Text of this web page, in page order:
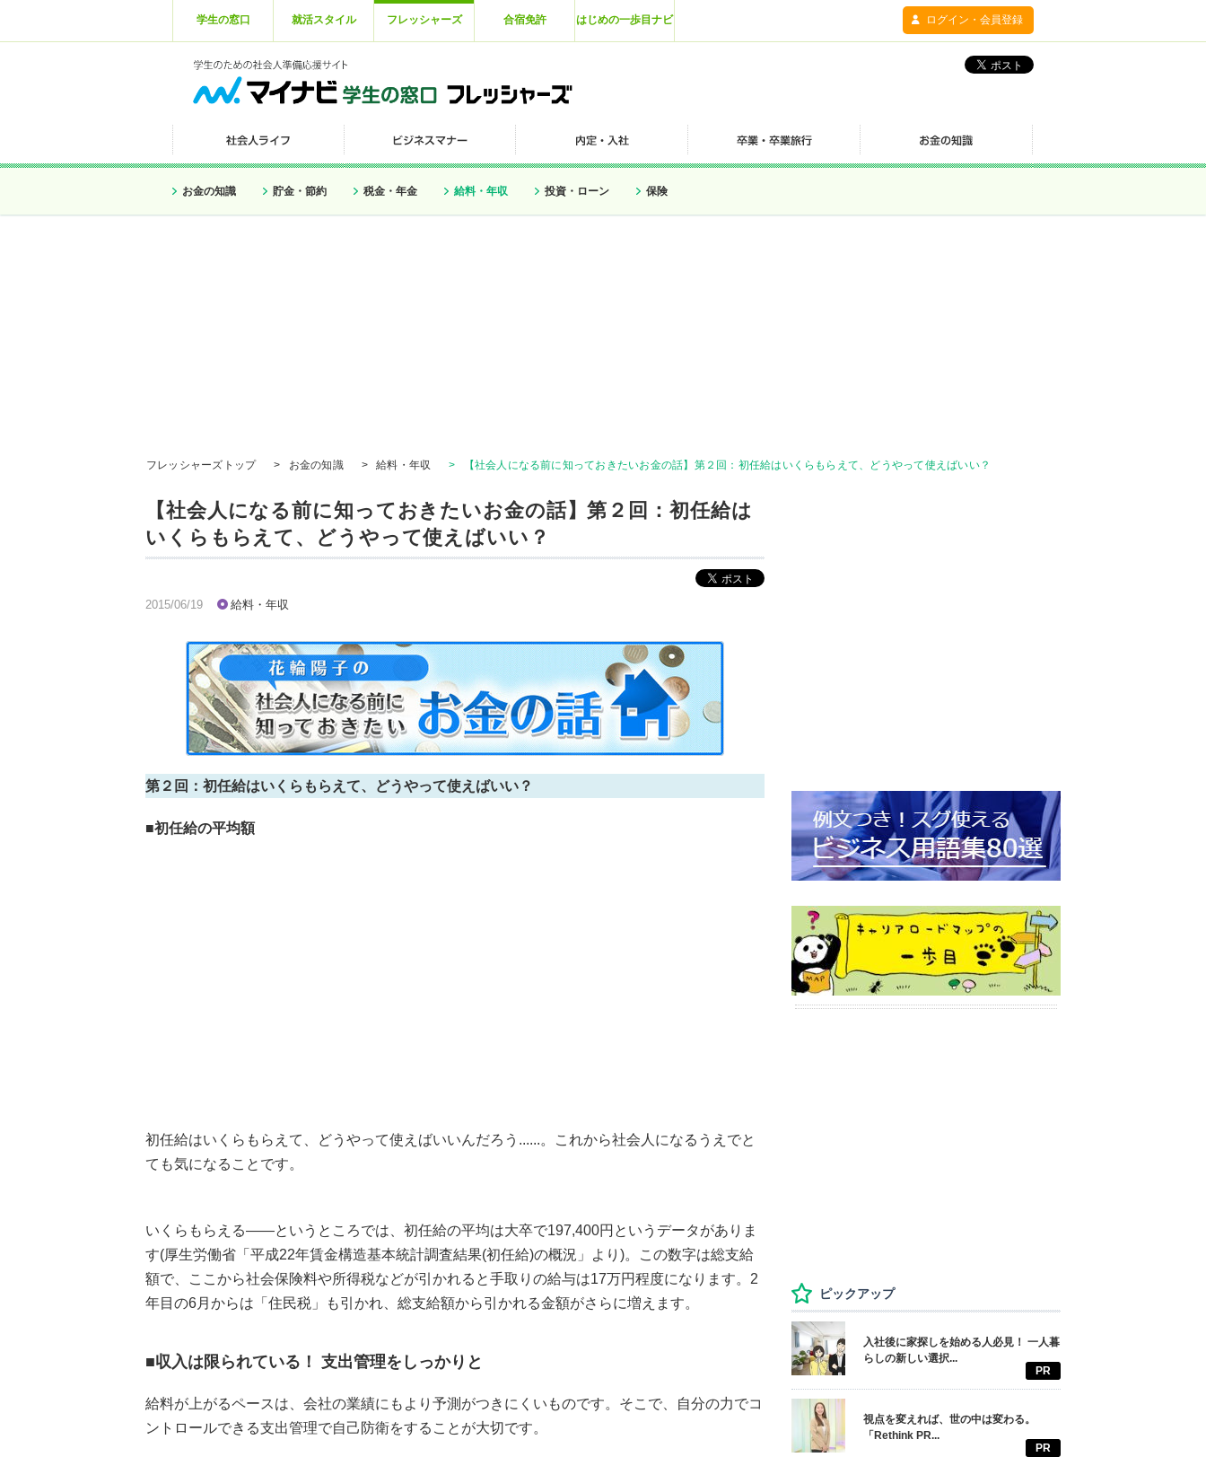
学生の窓口 就活スタイル フレッシャーズ 合宿免許 はじめの一歩目ナビ ログイン・会員登録
お金の知識 貯金・節約 税金・年金 給料・年収 投資・ローン 保険
フレッシャーズトップ > お金の知識 > 給料・年収 > 【社会人になる前に知っておきたいお金の話】第２回：初任給はいくらもらえて、どうやって使えばいい？
【社会人になる前に知っておきたいお金の話】第２回：初任給は
いくらもらえて、どうやって使えばいい？
2015/06/19 給料・年収
第２回：初任給はいくらもらえて、どうやって使えばいい？
■初任給の平均額
初任給はいくらもらえて、どうやって使えばいいんだろう......。これから社会人になるうえでと
ても気になることです。
いくらもらえる――というところでは、初任給の平均は大卒で197,400円というデータがありま
す(厚生労働省「平成22年賃金構造基本統計調査結果(初任給)の概況」より)。この数字は総支給
額で、ここから社会保険料や所得税などが引かれると手取りの給与は17万円程度になります。2
年目の6月からは「住民税」も引かれ、総支給額から引かれる金額がさらに増えます。
■収入は限られている！ 支出管理をしっかりと
給料が上がるペースは、会社の業績にもより予測がつきにくいものです。そこで、自分の力でコ
ントロールできる支出管理で自己防衛をすることが大切です。
ピックアップ
入社後に家探しを始める人必見！ 一人暮
らしの新しい選択...
PR
視点を変えれば、世の中は変わる。
「Rethink PR...
PR